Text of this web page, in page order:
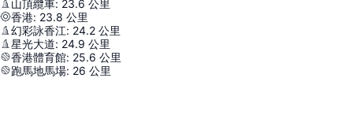
山頂纜車: 23.6 公里
香港: 23.8 公里
幻彩詠香江: 24.2 公里
星光大道: 24.9 公里
香港體育館: 25.6 公里
跑馬地馬場: 26 公里